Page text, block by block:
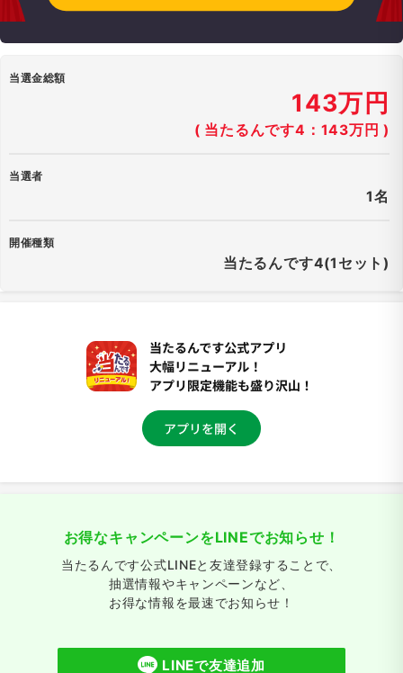
当選金総額
143万円
( 当たるんです4：143万円 )
当選者
1名
開催種類
当たるんです4(1セット)
お得なキャンペーンをLINEでお知らせ！
当たるんです公式LINEと友達登録することで、
抽選情報やキャンペーンなど、
お得な情報を最速でお知らせ！
LINEで友達追加